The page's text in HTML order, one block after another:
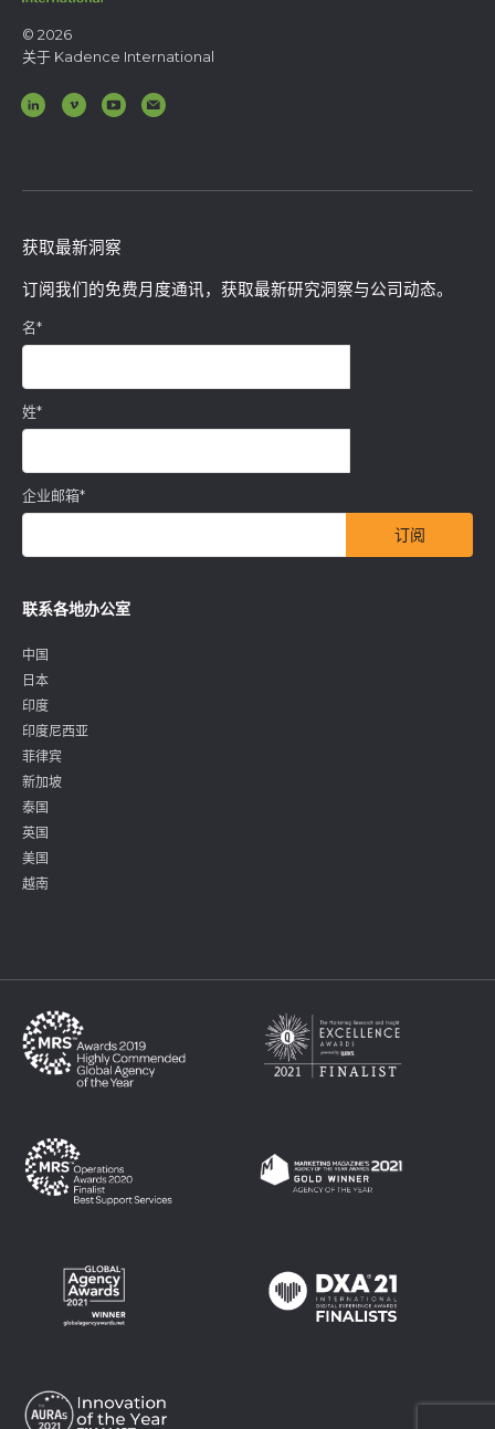
© 2026
关于 Kadence International
获取最新洞察
订阅我们的免费月度通讯，获取最新研究洞察与公司动态。
名*
姓*
企业邮箱*
联系各地办公室
中国
日本
印度
印度尼西亚
菲律宾
新加坡
泰国
英国
美国
越南